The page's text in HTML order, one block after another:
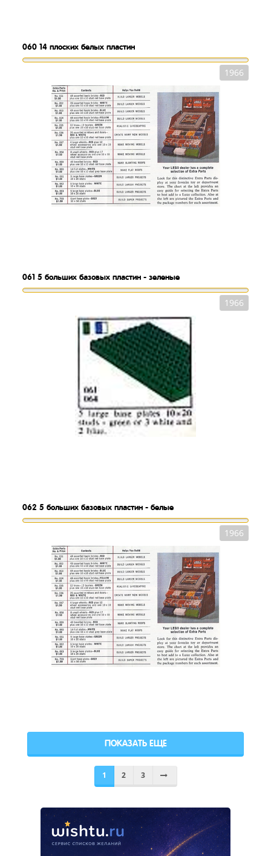
060 14 плоских белых пластин
1966
061 5 больших базовых пластин - зеленые
1966
062 5 больших базовых пластин - белые
1966
ПОКАЗАТЬ ЕЩЕ
1 2 3